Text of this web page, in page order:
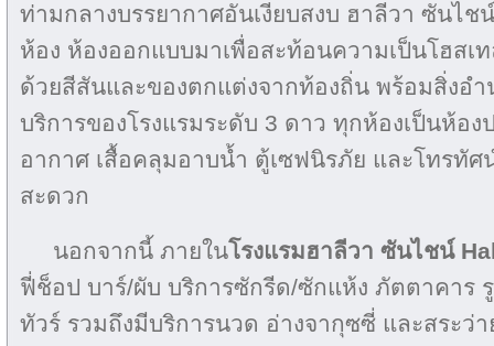
ท่ามกลางบรรยากาศอันเงียบสงบ ฮาลีวา ซันไช
ห้อง ห้องออกแบบมาเพื่อสะท้อนความเป็นโฮสเ
ด้วยสีสันและของตกแต่งจากท้องถิ่น พร้อมสิ่งอำ
บริการของโรงแรมระดับ 3 ดาว ทุกห้องเป็นห้อ
อากาศ เสื้อคลุมอาบน้ำ ตู้เซฟนิรภัย และโทรทั
สะดวก
นอกจากนี้ ภายในโรงแรมฮาลีวา ซันไชน์
ฟี่ช็อป บาร์/ผับ บริการซักรีด/ซักแห้ง ภัตตาคาร
ทัวร์ รวมถึงมีบริการนวด อ่างจากุซซี่ และสระว่